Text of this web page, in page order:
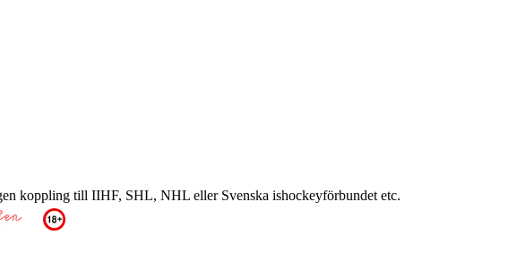
koppling till IIHF, SHL, NHL eller Svenska ishockeyförbundet etc.